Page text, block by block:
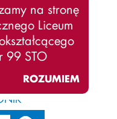
na stronę
Liceum
99 STO
ROZUMIEM